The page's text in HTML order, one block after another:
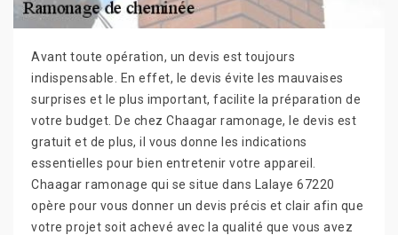
Avant toute opération, un devis est toujours
indispensable. En effet, le devis évite les mauvaises
surprises et le plus important, facilite la préparation de
votre budget. De chez Chaagar ramonage, le devis est
gratuit et de plus, il vous donne les indications
essentielles pour bien entretenir votre appareil.
Chaagar ramonage qui se situe dans Lalaye 67220
opère pour vous donner un devis précis et clair afin que
votre projet soit achevé avec la qualité que vous avez